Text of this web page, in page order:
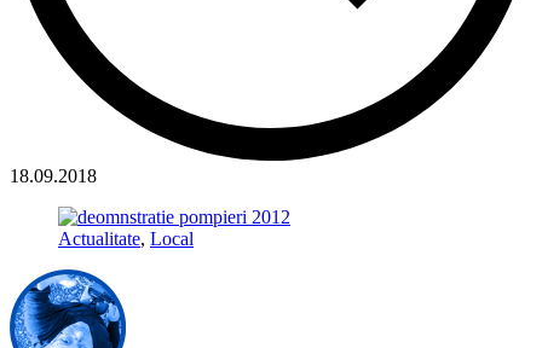
18.09.2018
Actualitate, Local